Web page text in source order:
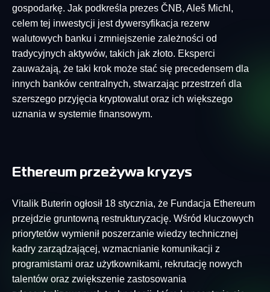
gospodarkę. Jak podkreśla prezes ČNB, Aleš Michl,
celem tej inwestycji jest dywersyfikacja rezerw
walutowych banku i zmniejszenie zależności od
tradycyjnych aktywów, takich jak złoto. Eksperci
zauważają, że taki krok może stać się precedensem dla
innych banków centralnych, stwarzając przestrzeń dla
szerszego przyjęcia kryptowalut oraz ich większego
uznania w systemie finansowym.
Ethereum przeżywa kryzys
Vitalik Buterin ogłosił 18 stycznia, że Fundacja Ethereum
przejdzie gruntowną restrukturyzację. Wśród kluczowych
priorytetów wymienił poszerzanie wiedzy technicznej
kadry zarządzającej, wzmacnianie komunikacji z
programistami oraz użytkownikami, rekrutację nowych
talentów oraz zwiększenie zastosowania